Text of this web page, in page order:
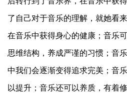
了自己对于音乐的理解，就她看
在音乐中获得身心的健康；音乐
思维结构，养成严谨的习惯；音
中我们会逐渐变得追求完美；音
以提升；音乐还可以养质，有着